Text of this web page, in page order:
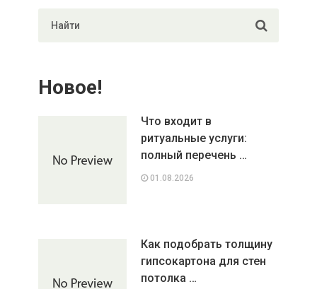
Новое!
Что входит в
ритуальные услуги:
полный перечень …
01.08.2026
Как подобрать толщину
гипсокартона для стен
потолка …